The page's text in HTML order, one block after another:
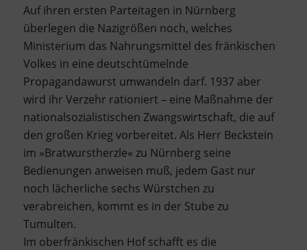
Auf ihren ersten Parteitagen in Nürnberg
überlegen die Nazigrößen noch, welches
Ministerium das Nahrungsmittel des fränkischen
Volkes in eine deutschtümelnde
Propagandawurst umwandeln darf. 1937 aber
wird ihr Verzehr rationiert – eine Maßnahme der
nationalsozialistischen Zwangswirtschaft, die auf
den großen Krieg vorbereitet. Als Herr Beckstein
im »Bratwurstherzle« zu Nürnberg seine
Bedienungen anweisen muß, jedem Gast nur
noch lächerliche sechs Würstchen zu
verabreichen, kommt es in der Stube zu
Tumulten.
Im oberfränkischen Hof schafft es die